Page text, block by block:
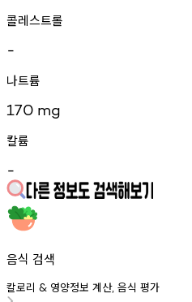
콜레스트롤
-
나트륨
170 mg
칼륨
-
음식 검색
칼로리 & 영양정보 계산, 음식 평가